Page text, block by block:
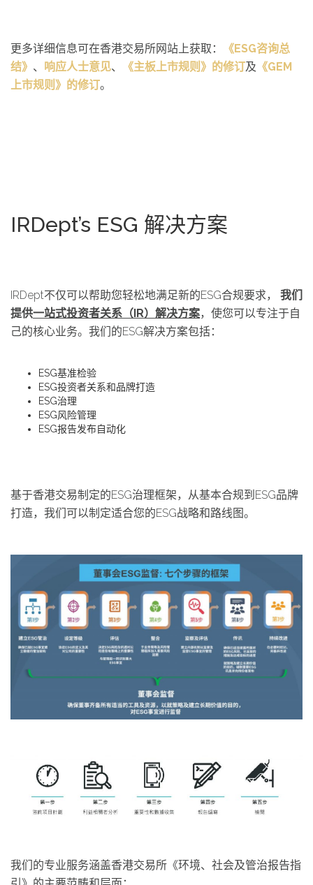
更多详细信息可在香港交易所网站上获取： 《ESG咨询总
结》 、 响应人士意见、 《主板上市规则》的修订及 《GEM
上市规则》的修订。
IRDept’s ESG 解决方案
IRDept不仅可以帮助您轻松地满足新的ESG合规要求， 我们
提供一站式投资者关系（ IR）解决方案，使您可以专注于自
己的核心业务。我们的ESG解决方案包括：
ESG基准检验
ESG投资者关系和品牌打造
ESG治理
ESG风险管理
ESG报告发布自动化
基于香港交易制定的ESG治理框架，从基本合规到ESG品牌
打造，我们可以制定适合您的ESG战略和路线图。
我们的专业服务涵盖香港交易所《环境、社会及管治报告指